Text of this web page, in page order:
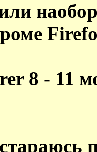
8 - 11